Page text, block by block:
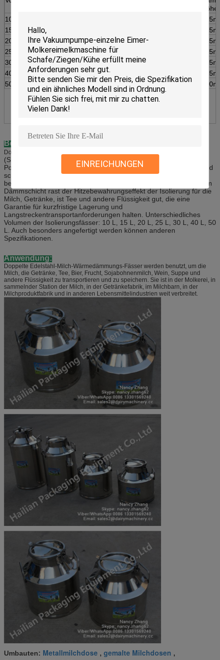
EINREICHUNGEN
Höhe
10L
15L
20L
350mm 305mm
25L
350mm 305mm
30L
350mm 305mm
40L
350mm 305mm
50L
420mm 350mm 720mm
Beschreibung:
Doppelte Edelstahl-Milch-Wärmedämmungs-Fässer
(SS201 oder SS304), im Innere und in der Außenseite die
Polierverfahrenstechnik, mit guter Technologie, hoher Dichtung und
schönem Auftritt gemacht. Es ist zur Lagerung und zu Transport
bequem, einfach zu säubern, zuverlässig in der Qualität. Mit 30mm
Dämmschicht rast der Hitzebewahrungseffekt der Isolierung für die
Milch, Getränke, ist Tee und andere Flüssigkeit gut, die eine
Garantie für kurzfristige Lagerung und
Langstreckentransportanforderungen halten. Unterschiedliches
Volumen der Isolierungsfässer: 10 L, 15 L, 20 L, 25 L, 30 L, 40 L, 50
L. Auch besonders angefertigt werden können anderen
Spezifikationen.
Anwendung:
Doppelte Edelstahl-Milch-Wärmedämmungs-Fässer werden benutzt, um die
Milch, die Getränke, Tee, Bier, Frucht, Sojabohnenmilch, Wein, Suppe und
andere Flüssigkeit zu transportieren und zu speichern. Sie ist in der Molkerei, in
sammelnder Station der Milch, in der Getränkefabrik, im Milchbarn, in der
Milchproduktfabrik und in anderen Lebensmittelindustrien weit verbreitet.
Umbauten: Metallmilchdose , gemalte Milchdosen ,